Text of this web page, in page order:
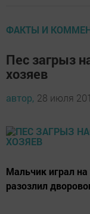
ФАКТЫ И
Пес загрыз
хозяев
автор, 28 июля
Мальчик играл на
разозлил